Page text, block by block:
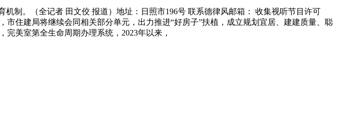
。（全记者 田文佼 报道）地址：日照市196号 联系德律风邮箱： 收集视听节目许可
市住建局将继续会同相关部分单元，出力推进“好房子”扶植，成立规划宜居、建建质量、聪
美室第全生命周期办理系统，2023年以来，